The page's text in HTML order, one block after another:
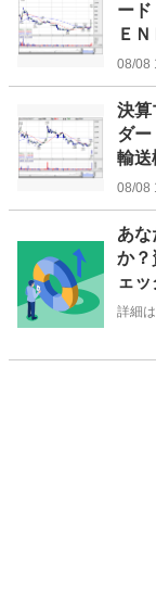
ー
Ｅ
08/08
決算
ダ
輸
分)
08/08
あ
か？
ェッ
詳細